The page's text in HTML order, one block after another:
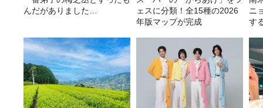
んだがありました…
ェスに分類！全15種の2026
年版マップが完成
ニ
す